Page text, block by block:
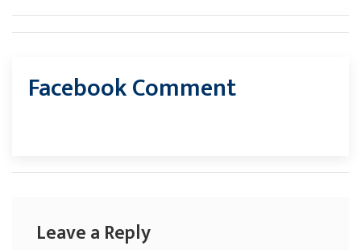
Facebook Comment
Leave a Reply